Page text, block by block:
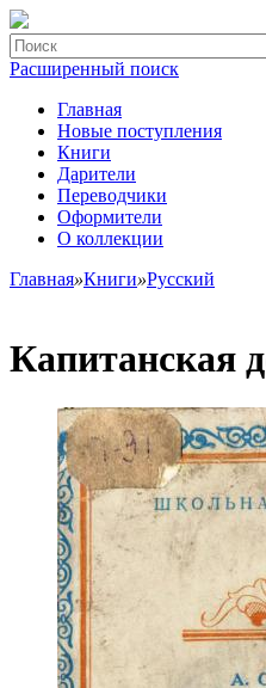
Расширенный поиск
Главная
Новые поступления
Книги
Дарители
Переводчики
Оформители
О коллекции
Главная»Книги»Русский
Капитанская